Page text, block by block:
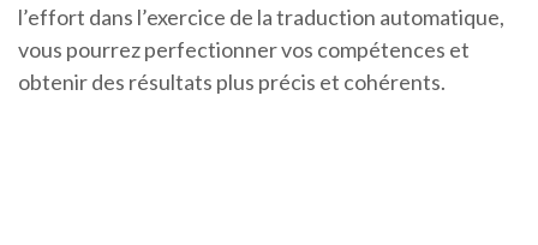
l’effort dans l’exercice de la traduction automatique,
vous pourrez perfectionner vos compétences et
obtenir des résultats plus précis et cohérents.